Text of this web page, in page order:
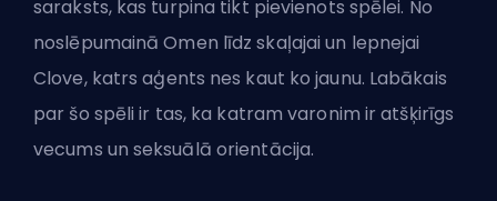
saraksts, kas turpina tikt pievienots spēlei. No
noslēpumainā Omen līdz skaļajai un lepnejai
Clove, katrsaģents nes kaut ko jaunu. Labākais
par šo spēli ir tas, ka katram varonim ir atšķirīgs
vecums un seksuālā orientācija.